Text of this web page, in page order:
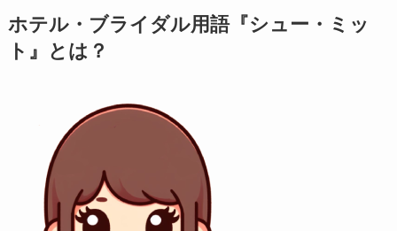
ホテル・ブライダル用語『シュー・ミッ
ト』とは？